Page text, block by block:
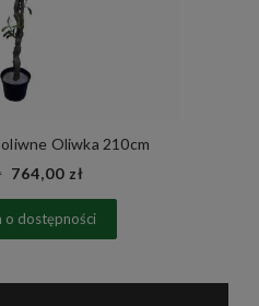
Oliwka 210cm
764,00 zł
o dostępności